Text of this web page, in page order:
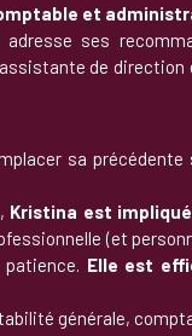
et
ses
de direction
sa précédente
Kristina est
(et
Elle est
générale,